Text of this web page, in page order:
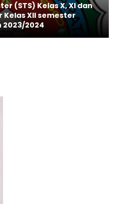
(STS) Kelas X, XI dan
XII semester
2023/2024